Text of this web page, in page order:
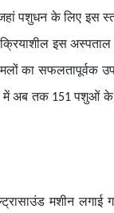
पशुधन के लिए इस
इस
का सफलतापूर्वक
तक 151 पशुओं के
मशीन